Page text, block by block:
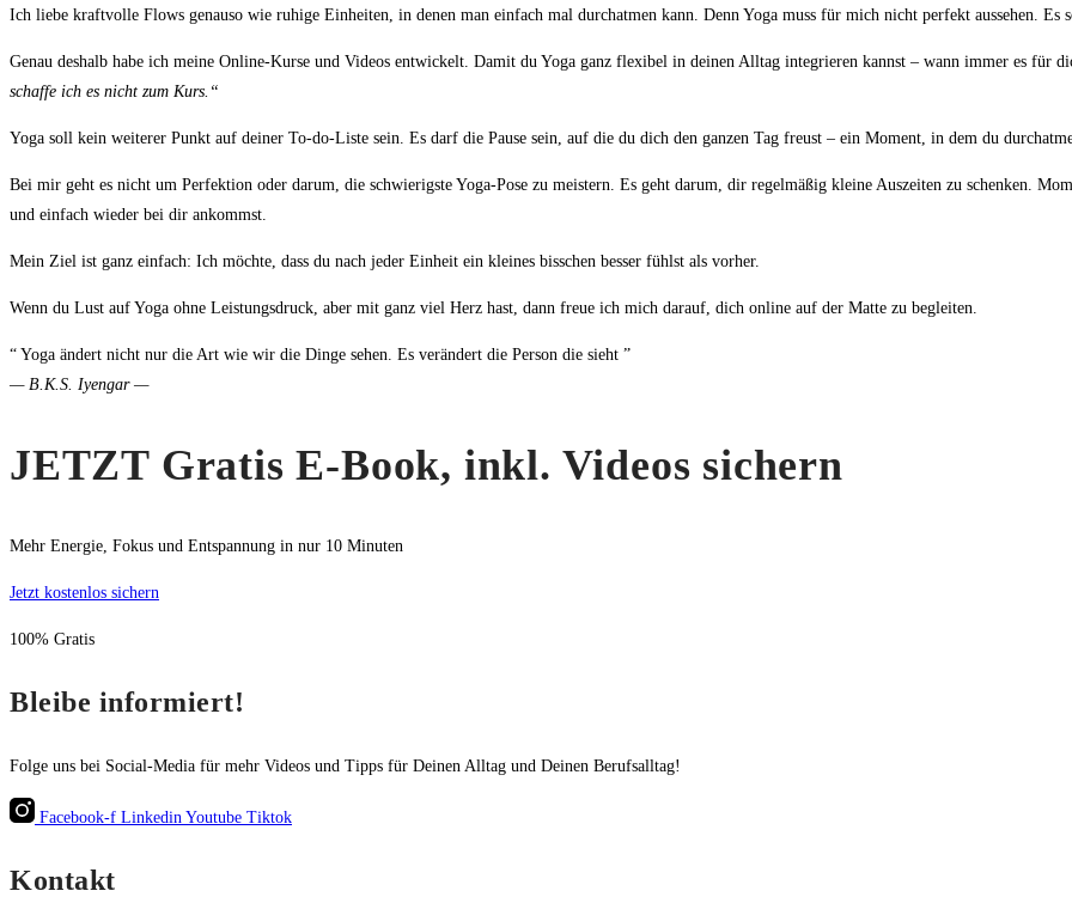
Ich liebe kraftvolle Flows genauso wie ruhige Einheiten, in denen man einfach mal durchatmen kann. Denn Yoga muss für mich nicht perfekt aussehen. Es
Genau deshalb habe ich meine Online-Kurse und Videos entwickelt. Damit du Yoga ganz flexibel in deinen Alltag integrieren kannst – wann immer es für
schaffe ich es nicht zum Kurs.“
Yoga soll kein weiterer Punkt auf deiner To-do-Liste sein. Es darf die Pause sein, auf die du dich den ganzen Tag freust – ein Moment, in dem du
Bei mir geht es nicht um Perfektion oder darum, die schwierigste Yoga-Pose zu meistern. Es geht darum, dir regelmäßig kleine Auszeiten zu schenken.
und einfach wieder bei dir ankommst.
Mein Ziel ist ganz einfach: Ich möchte, dass du nach jeder Einheit ein kleines bisschen besser fühlst als vorher.
Wenn du Lust auf Yoga ohne Leistungsdruck, aber mit ganz viel Herz hast, dann freue ich mich darauf, dich online auf der Matte zu begleiten.
“ Yoga ändert nicht nur die Art wie wir die Dinge sehen. Es verändert die Person die sieht ”
— B.K.S. Iyengar —
JETZT Gratis E-Book, inkl. Videos sichern
Mehr Energie, Fokus und Entspannung in nur 10 Minuten
Jetzt kostenlos sichern
100% Gratis
Bleibe informiert!
Folge uns bei Social-Media für mehr Videos und Tipps für Deinen Alltag und Deinen Berufsalltag!
Facebook-f Linkedin Youtube Tiktok
Kontakt